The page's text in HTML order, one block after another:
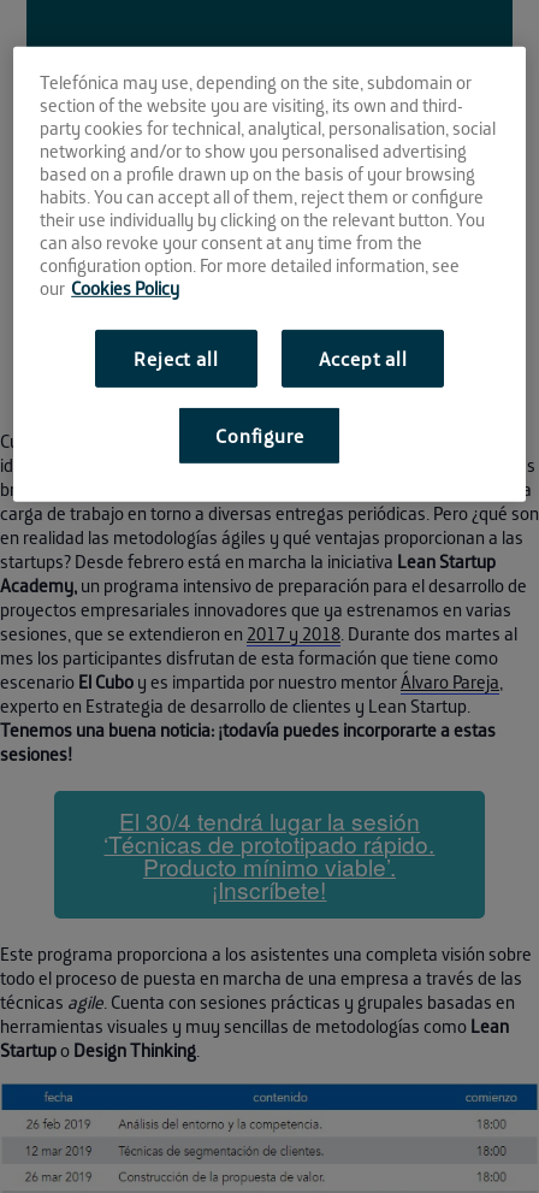
30 APR
2019
18:00 - 21:00
Espacio de crowdworking El Cubo
Avda. Camino de los Descubrimientos 17,
PCT Cartuja
Sevilla 41092
This event has passed.
Cuando pensamos en agilismo rápidamente nos vienen a la cabeza
ideas como trabajo en equipo, un ambiente fluido y cómodo, reuniones
breves y productivas, rápida adaptación al cambio u organización de la
carga de trabajo en torno a diversas entregas periódicas. Pero ¿qué son
en realidad las metodologías ágiles y qué ventajas proporcionan a las
startups? Desde febrero está en marcha la iniciativa Lean Startup
Academy, un programa intensivo de preparación para el desarrollo de
proyectos empresariales innovadores que ya estrenamos en varias
sesiones, que se extendieron en 2017 y 2018. Durante dos martes al
mes los participantes disfrutan de esta formación que tiene como
escenario El Cubo y es impartida por nuestro mentorÁlvaro Pareja,
experto en Estrategia de desarrollo de clientes y Lean Startup.
Tenemos una buena noticia: ¡todavía puedes incorporarte a estas
sesiones!
El 30/4 tendrá lugar la sesión
‘Técnicas de prototipado rápido.
Producto mínimo viable’.
¡Inscríbete!
Este programa proporciona a los asistentes una completa visión sobre
todo el proceso de puesta en marcha de una empresa a través de las
técnicas agile. Cuenta con sesiones prácticas y grupales basadas en
herramientas visuales y muy sencillas de metodologías como Lean
Startupo Design Thinking.
Telefónica may use, depending on the site, subdomain or
section of the website you are visiting, its own and third-
party cookies for technical, analytical, personalisation, social
networking and/or to show you personalised advertising
based on a profile drawn up on the basis of your browsing
habits. You can accept all of them, reject them or configure
their use individually by clicking on the relevant button. You
can also revoke your consent at any time from the
configuration option. For more detailed information, see
our Cookies Policy
Reject all Accept all
Configure